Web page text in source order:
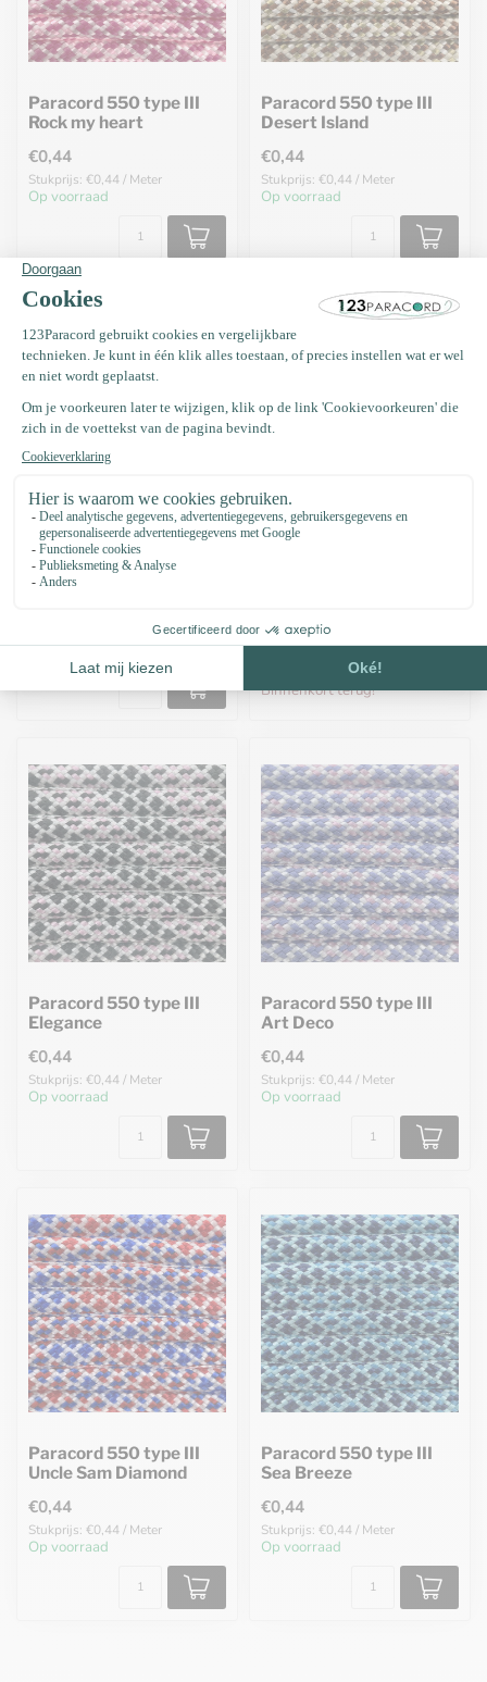
Paracord 550 type III
Rock my heart
€0,44
Stukprijs: €0,44 / Meter
Op voorraad
Paracord 550 type III
Desert Island
€0,44
Stukprijs: €0,44 / Meter
Op voorraad
Paracord 550 type III
Pearly Heaven
Stukprijs: €0,44 / Meter
Op voorraad
€0,44
Stukprijs: €0,44 / Meter
Tijdelijk niet op voorraad.
Binnenkort terug!
Paracord 550 type III
Elegance
€0,44
Stukprijs: €0,44 / Meter
Op voorraad
Paracord 550 type III
Art Deco
€0,44
Stukprijs: €0,44 / Meter
Op voorraad
Paracord 550 type III
Uncle Sam Diamond
€0,44
Stukprijs: €0,44 / Meter
Op voorraad
Paracord 550 type III
Sea Breeze
€0,44
Stukprijs: €0,44 / Meter
Op voorraad